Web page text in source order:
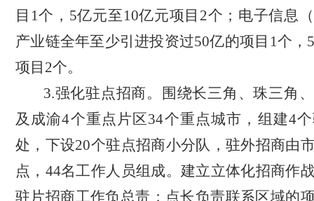
目1个，5亿元至10亿元项目2个；电子信息
产业链全年至少引进投资过50亿的项目 1个 ，
项目2个。
3.强化驻点招商。围绕长三角、珠三角
及成渝4个重点片区34个重点城市，组建4
处，下设20个驻点招商小分队，驻外招商由
点，44名工作人员组成。建立立体化招商作
驻片招商工作负总责；点长负责联系区域的